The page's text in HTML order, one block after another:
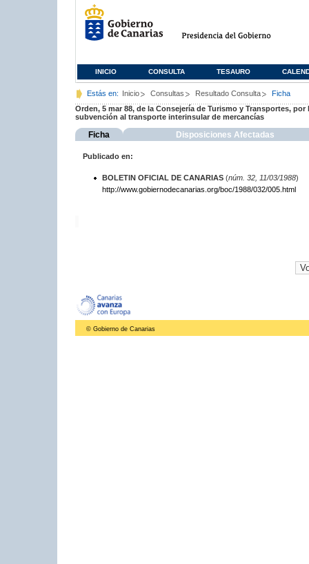
INICIO CONSULTA TESAURO
Estás en: Inicio Consultas Resultado Consulta
Ficha
Orden, 5 mar 88, de la Consejería de Turismo y Transportes,
subvención al transporte interinsular de mercancías
Ficha Disposiciones Afectadas
Publicado en:
BOLETIN OFICIAL DE CANARIAS(núm. 32, 11/03/1988)
http://www.gobiernodecanarias.org/boc/1988/032/005.html
© Gobierno de Canarias